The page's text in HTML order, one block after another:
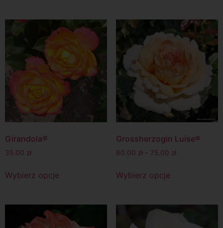
Girandola®
35.00 zł
Wybierz opcje
Grossherzogin Luise®
60.00 zł – 75.00 zł
Wybierz opcje